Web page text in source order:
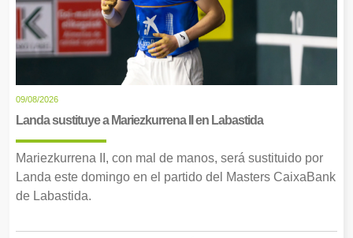
09/08/2026
Landa sustituye a Mariezkurrena II en Labastida
Mariezkurrena II, con mal de manos, será sustituido por
Landa este domingo en el partido del Masters CaixaBank
de Labastida.